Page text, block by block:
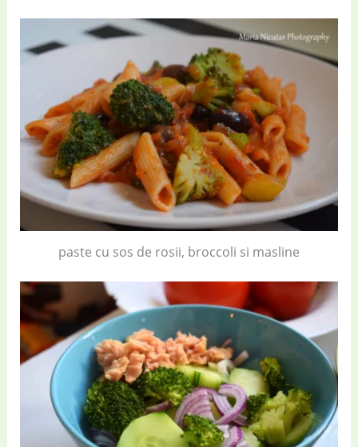
paste cu sos de rosii, broccoli si masline